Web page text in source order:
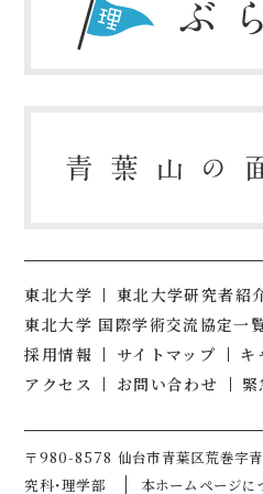
東北大学
東北大学研究者紹
東北大学 国際学術交流協定一
採用情報
サイトマップ
キ
アクセス
お問い合わせ
〒980-8578 仙台市青葉区荒巻字
究科・理学部
本ホームページに